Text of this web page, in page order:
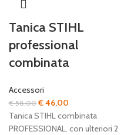
Tanica STIHL
professional
combinata
Accessori
€58,00Il
prezzo
originale
€46,00
prezzo
attuale
Tanica STIHL combinata
PROFESSIONAL. con ulteriori 2